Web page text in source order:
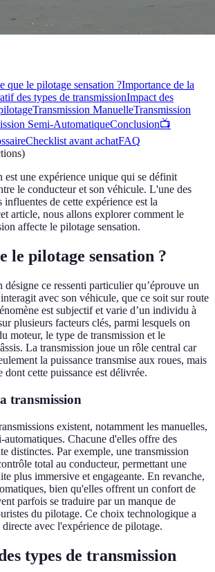
que le pilotage sensation ?Importance de la
des types de transmissionImpact des
Transmission ManuelleTransmission
Semi-AutomatiqueConclusion📺
Checklist avant achatFAQ
)
est une expérience unique qui se définit
le conducteur et son véhicule. L'une des
influentes de cette expérience est la
article, nous allons explorer comment le
affecte le pilotage sensation.
le pilotage sensation ?
désigne ce ressenti particulier qu’éprouve un
avec son véhicule, que ce soit sur route
est subjectif et varie d’un individu à
plusieurs facteurs clés, parmi lesquels on
moteur, le type de transmission et le
La transmission joue un rôle central car
la puissance transmise aux roues, mais
dont cette puissance est délivrée.
transmission
existent, notamment les manuelles,
automatiques. Chacune d'elles offre des
distinctes. Par exemple, une transmission
total au conducteur, permettant une
plus immersive et engageante. En revanche,
bien qu'elles offrent un confort de
parfois se traduire par un manque de
du pilotage. Ce choix technologique a
avec l'expérience de pilotage.
types de transmission